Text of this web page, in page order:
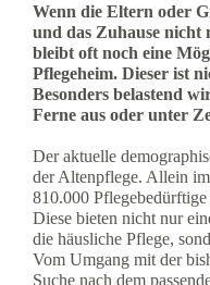
Wenn die Eltern oder
und das Zuhause nicht
bleibt oft noch eine
Pflegeheim. Dieser ist
Besonders belastend
Ferne aus oder unter
Der aktuelle
der Altenpflege. Allein
810.000
Diese bieten nicht nur
die häusliche Pflege,
Vom Umgang mit der
Suche nach dem